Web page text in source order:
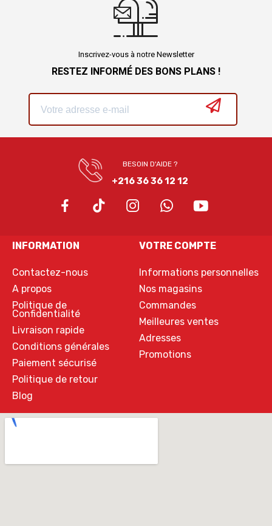
Inscrivez-vous à notre Newsletter
RESTEZ INFORMÉ DES BONS PLANS !
BESOIN D'AIDE ?
+216 36 36 12 12
INFORMATION
Contactez-nous
A propos
Politique de
Confidentialité
Livraison rapide
Conditions générales
Paiement sécurisé
Politique de retour
Blog
VOTRE COMPTE
Informations personnelles
Nos magasins
Commandes
Meilleures ventes
Adresses
Promotions